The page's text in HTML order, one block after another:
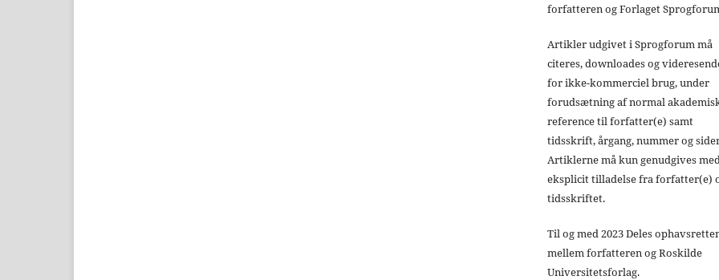
forfatteren og Forlaget
Artikler udgivet i Sprogforum må
citeres, downloades og
for ikke-kommerciel brug, under
forudsætning af normal
reference til forfatter(e) samt
tidsskrift, årgang, nummer og
Artiklerne må kun genudgives
eksplicit tilladelse fra forfatter(e)
tidsskriftet.
Til og med 2023 Deles
mellem forfatteren og Roskilde
Universitetsforlag.